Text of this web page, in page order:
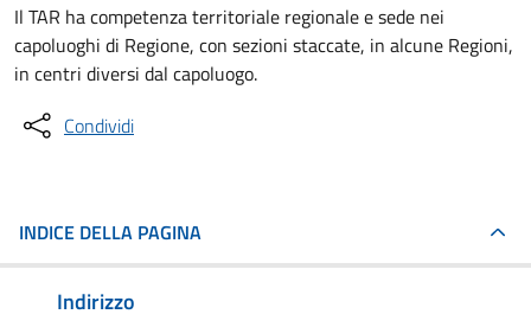
Il TAR ha competenza territoriale regionale e sede nei
capoluoghi di Regione, con sezioni staccate, in alcune Regioni,
in centri diversi dal capoluogo.
Condividi
INDICE DELLA PAGINA
Indirizzo